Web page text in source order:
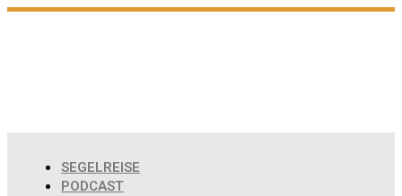
Zum
SEGELREISE
PODCAST